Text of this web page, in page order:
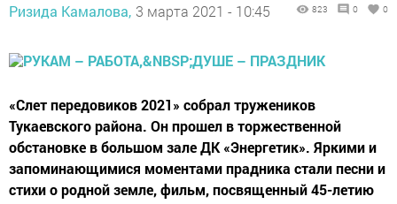
Ризида Камалова, 3 марта 2021 - 10:45 823 0 0
«Слет передовиков 2021» собрал тружеников
Тукаевского района. Он прошел в торжественной
обстановке в большом зале ДК «Энергетик». Яркими и
запоминающимися моментами прадника стали песни и
стихи о родной земле, фильм, посвященный 45-летию